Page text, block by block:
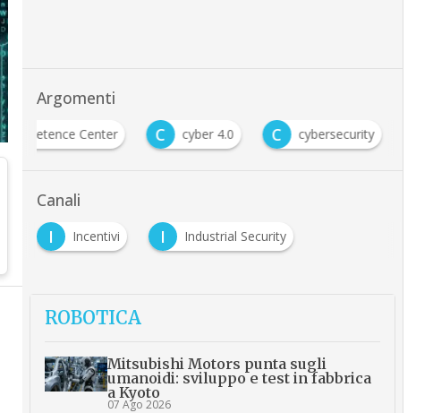
Argomenti
Competence Center C cyber 4.0 C cybersecurity
Canali
I
Incentivi I Industrial Security
ROBOTICA
Mitsubishi Motors punta sugli
umanoidi: sviluppo e test in fabbrica
a Kyoto
07 Ago 2026